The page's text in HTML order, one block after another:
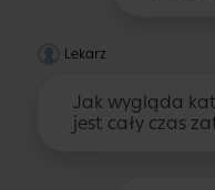
Lekarz
Jak wygląda
jest cały czas